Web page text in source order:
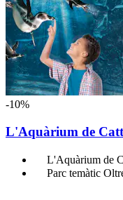
-10%
L'Aquàrium de
L'Aquàrium de
Parc temàtic